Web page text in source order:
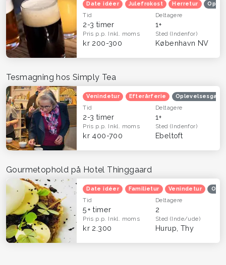
Date idéer Julefrokost Herretur
Tid
2-3 timer
Deltagere
1+
Pris p.p. Inkl. moms
kr 200-300
Sted(Indenfor)
København NV
Tesmagning hos Simply Tea
Venindetur Efterårferie
Tid
2-3 timer
Deltagere
1+
Pris p.p. Inkl. moms
kr 400-700
Sted(Indenfor)
Ebeltoft
Gourmetophold på Hotel Thinggaard
Date idéer Familietur Venindetur
Tid
5+ timer
Deltagere
2
Pris p.p. Inkl. moms
kr 2.300
Sted(Inde/ude)
Hurup, Thy